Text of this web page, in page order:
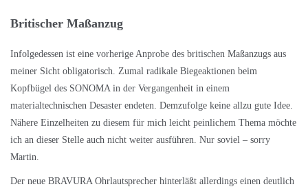
Britischer Maßanzug
Infolgedessen ist eine vorherige Anprobe des britischen Maßanzugs aus
meiner Sicht obligatorisch. Zumal radikale Biegeaktionen beim
Kopfbügel des SONOMA in der Vergangenheit in einem
materialtechnischen Desaster endeten. Demzufolge keine allzu gute Idee.
Nähere Einzelheiten zu diesem für mich leicht peinlichem Thema möchte
ich an dieser Stelle auch nicht weiter ausführen. Nur soviel – sorry
Martin.
Der neue BRAVURA Ohrlautsprecher hinterläßt allerdings einen deutlich